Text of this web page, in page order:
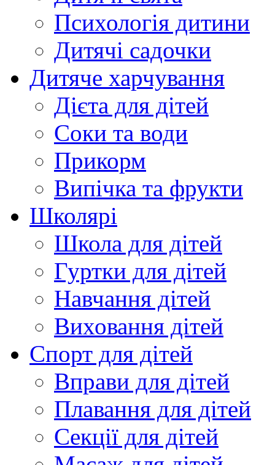
Психологія дитини
Дитячі садочки
Дитяче харчування
Дієта для дітей
Соки та води
Прикорм
Випічка та фрукти
Школярі
Школа для дітей
Гуртки для дітей
Навчання дітей
Виховання дітей
Спорт для дітей
Вправи для дітей
Плавання для дітей
Секції для дітей